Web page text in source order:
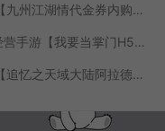
卡牌回合手游【九州江湖情代金券内购版】7月最新整理Linux手工服务端+CDK授权后台+安卓苹果双端+详细搭建教程+视频教程
Q版武侠放置经营手游【我要当掌门H5代金券内购版】7月最新整理Linux手工服务端+全套前后端源码+CDK授权后台+H5安卓苹果三端+详细搭建教程+视频教程
横版闯关手游【追忆之天域大陆阿拉德[60帧]】7月最新整理Linux手工服务端+客户端源码+管理后台+GM授权后台+安卓苹果双端+详细搭建教程+视频教程